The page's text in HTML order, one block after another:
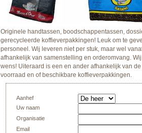
Originele handtassen, boodschappentassen,
gerecycleerde koffieverpakkingen! Leuk om te
personeel. Wij leveren niet per stuk, maar wel
afhankelijk van samenstelling en orderomvang.
wens! Uiteraard is een en ander afhankelijk van
voorraad en of beschikbare koffieverpakkingen.
Aanhef
Uw naam
Organisatie
Email